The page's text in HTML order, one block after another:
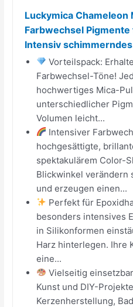
Luckymica Chameleon
Farbwechsel
Intensiv
Vorteilspack:
Farbwechsel-Töne!
hochwertiges Mica-
unterschiedlicher
Volumen leicht...
Intensiver
hochgesättigte,
spektakulärem Color-
Blickwinkel verändern
und erzeugen einen...
Perfekt für
besonders intensives
in Silikonformen
Harz hinterlegen. Ihre
eine...
Vielseitig
Kunst und DIY-
Kerzenherstellung,